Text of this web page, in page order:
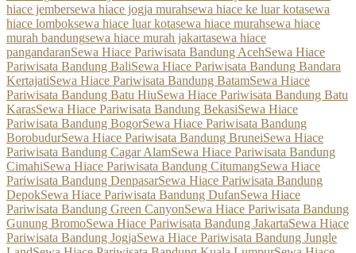
hiace jembersewa hiace jogja murahsewa hiace ke luar kotasewa
hiace lomboksewa hiace luar kotasewa hiace murahsewa hiace
murah bandungsewa hiace murah jakartasewa hiace
pangandaranSewa Hiace Pariwisata Bandung AcehSewa Hiace
Pariwisata Bandung BaliSewa Hiace Pariwisata Bandung Bandara
KertajatiSewa Hiace Pariwisata Bandung BatamSewa Hiace
Pariwisata Bandung Batu HiuSewa Hiace Pariwisata Bandung Batu
KarasSewa Hiace Pariwisata Bandung BekasiSewa Hiace
Pariwisata Bandung BogorSewa Hiace Pariwisata Bandung
BorobudurSewa Hiace Pariwisata Bandung BruneiSewa Hiace
Pariwisata Bandung Cagar AlamSewa Hiace Pariwisata Bandung
CimahiSewa Hiace Pariwisata Bandung CitumangSewa Hiace
Pariwisata Bandung DenpasarSewa Hiace Pariwisata Bandung
DepokSewa Hiace Pariwisata Bandung DufanSewa Hiace
Pariwisata Bandung Green CanyonSewa Hiace Pariwisata Bandung
Gunung BromoSewa Hiace Pariwisata Bandung JakartaSewa Hiace
Pariwisata Bandung JogjaSewa Hiace Pariwisata Bandung Jungle